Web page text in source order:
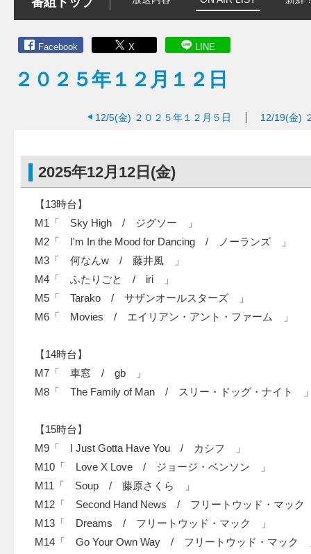
Facebook X LINE
２０２５年１２月１２日
12/5(金) ２０２５年１２月５日 12/19(金)
2025年12月12日(金)
【13時台】
M1「 Sky High / ジグソー 」
M2「 I'm In the Mood for Dancing / ノーランズ 」
M3「 何なんw / 藤井風 」
M4「 ふたりごと / iri 」
M5「 Tarako / サザンオールスターズ 」
M6「 Movies / エイリアン・アント・ファーム 」
【14時台】
M7「 車窓 / gb 」
M8「 The Family of Man / スリー・ドッグ・ナイト
【15時台】
M9「 I Just Gotta Have You / カシフ 」
M10「 Love X Love / ジョージ・ベンソン 」
M11「 Soup / 藤原さくら 」
M12「 Second Hand News / フリートウッド・マッ
M13「 Dreams / フリートウッド・マック 」
M14「 Go Your Own Way / フリートウッド・マック